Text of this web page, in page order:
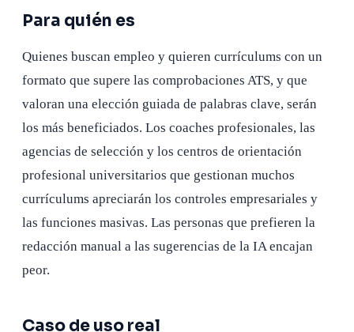
Para quién es
Quienes buscan empleo y quieren currículums con un
formato que supere las comprobaciones ATS, y que
valoran una elección guiada de palabras clave, serán
los más beneficiados. Los coaches profesionales, las
agencias de selección y los centros de orientación
profesional universitarios que gestionan muchos
currículums apreciarán los controles empresariales y
las funciones masivas. Las personas que prefieren la
redacción manual a las sugerencias de la IA encajan
peor.
Caso de uso real